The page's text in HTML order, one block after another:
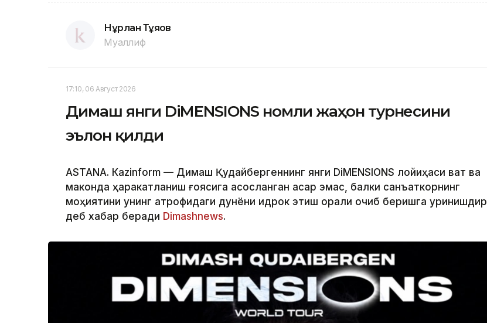
Нұрлан Тұяқов
Муаллиф
17:10, 06 Август 2026
Димаш янги DiMENSIONS номли жаҳон турнесини
эълон қилди
ASTANА. Кazinform — Димаш Қудайбергеннинг янги DiMENSIONS лойиҳаси вақт ва
маконда ҳаракатланиш ғоясига асосланган асар эмас, балки санъаткорнинг
моҳиятини унинг атрофидаги дунёни идрок этиш орқали очиб беришга уринишдир,
деб хабар беради Dimashnews.